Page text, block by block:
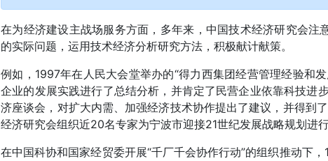
在为经济建设主战场服务方面，多年来，中国技术经济研究会注
的实际问题，运用技术经济分析研究方法，积极献计献策。
例如，1997年在人民大会堂举办的“得力西集团经营管理经验和
企业的发展实践进行了总结分析，并肯定了民营企业依靠科技进
济座谈会，对扩大内需、加强经济技术协作提出了建议，并得到
经济研究会组织近20名专家为宁波市迎接21世纪发展战略规划进
在中国科协和国家经贸委开展“千厂千会协作行动”的组织推动下